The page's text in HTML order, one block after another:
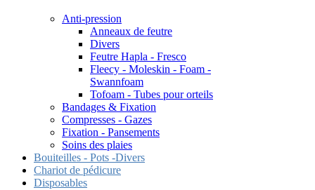
Anti-pression
Anneaux de feutre
Divers
Feutre Hapla - Fresco
Fleecy - Moleskin - Foam -
Swannfoam
Tofoam - Tubes pour orteils
Bandages & Fixation
Compresses - Gazes
Fixation - Pansements
Soins des plaies
Bouiteilles - Pots -Divers
Chariot de pédicure
Disposables